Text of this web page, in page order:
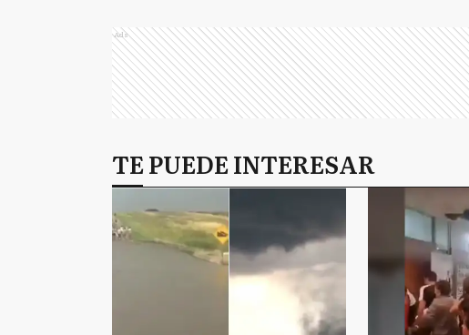
Ads
TE PUEDE INTERESAR